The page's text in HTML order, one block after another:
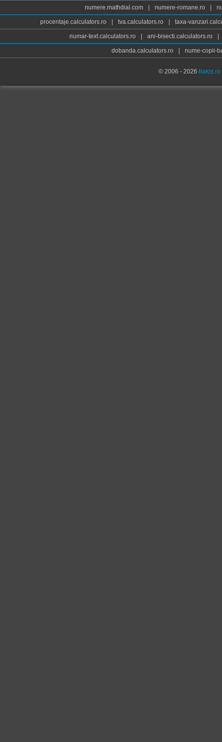
numere.mathdial.com numere-romane.ro
procentaje.calculators.ro tva.calculators.ro taxa-
numar-text.calculators.ro ani-bisecti.calculators.ro
dobanda.calculators.ro nume-copii-
© 2006 - 2026 haios.ro